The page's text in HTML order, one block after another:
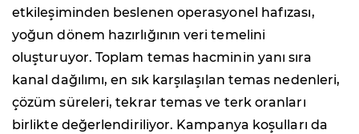
etkileşiminden beslenen operasyonel hafızası,
yoğun dönem hazırlığının veri temelini
oluşturuyor. Toplam temas hacminin yanı sıra
kanal dağılımı, en sık karşılaşılan temas nedenleri,
çözüm süreleri, tekrar temas ve terk oranları
birlikte değerlendiriliyor. Kampanya koşulları da